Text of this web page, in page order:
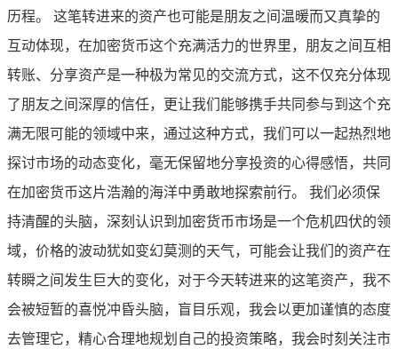
历程。 这笔转进来的资产也可能是朋友之间温暖而又真挚的
互动体现，在加密货币这个充满活力的世界里，朋友之间互相
转账、分享资产是一种极为常见的交流方式，这不仅充分体现
了朋友之间深厚的信任，更让我们能够携手共同参与到这个充
满无限可能的领域中来，通过这种方式，我们可以一起热烈地
探讨市场的动态变化，毫无保留地分享投资的心得感悟，共同
在加密货币这片浩瀚的海洋中勇敢地探索前行。 我们必须保
持清醒的头脑，深刻认识到加密货币市场是一个危机四伏的领
域，价格的波动犹如变幻莫测的天气，可能会让我们的资产在
转瞬之间发生巨大的变化，对于今天转进来的这笔资产，我不
会被短暂的喜悦冲昏头脑，盲目乐观，我会以更加谨慎的态度
去管理它，精心合理地规划自己的投资策略，我会时刻关注市